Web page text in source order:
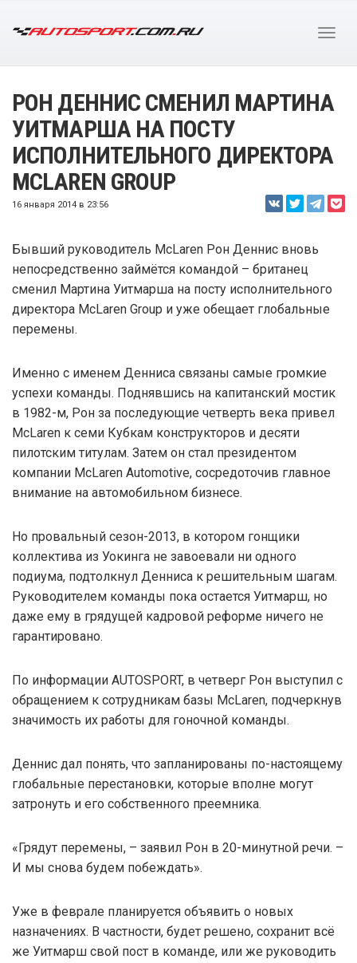
РОН ДЕННИС СМЕНИЛ МАРТИНА
УИТМАРША НА ПОСТУ
ИСПОЛНИТЕЛЬНОГО ДИРЕКТОРА
MCLAREN GROUP
16 января 2014 в 23:56
Бывший руководитель McLaren Рон Деннис вновь
непосредственно займётся командой – британец
сменил Мартина Уитмарша на посту исполнительного
директора McLaren Group и уже обещает глобальные
перемены.
Именно с именем Денниса связаны самые громкие
успехи команды. Поднявшись на капитанский мостик
в 1982-м, Рон за последующие четверть века привел
McLaren к семи Кубкам конструкторов и десяти
пилотским титулам. Затем он стал президентом
компании McLaren Automotive, сосредоточив главное
внимание на автомобильном бизнесе.
Но провальный сезон-2013, в котором гонщики
коллектива из Уокинга не завоевали ни одного
подиума, подтолкнул Денниса к решительным шагам.
Руководителем команды пока остается Уитмарш, но
даже ему в грядущей кадровой реформе ничего не
гарантировано.
По информации AUTOSPORT, в четверг Рон выступил с
обращением к сотрудникам базы McLaren, подчеркнув
значимость их работы для гоночной команды.
Деннис дал понять, что запланированы по-настоящему
глобальные перестановки, которые вполне могут
затронуть и его собственного преемника.
«Грядут перемены, – заявил Рон в 20-минутной речи. –
И мы снова будем побеждать».
Уже в феврале планируется объявить о новых
назначениях. В частности, будет решено, сохранит всё
же Уитмарш свой пост в команде, или же руководить